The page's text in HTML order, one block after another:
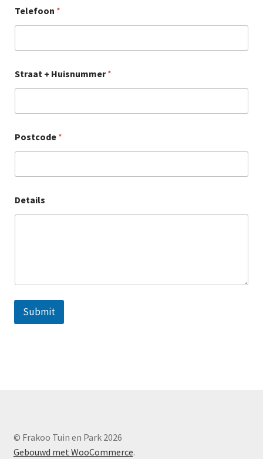
Telefoon *
Straat + Huisnummer*
Postcode *
Details
Submit
© Frakoo Tuin en Park 2026
Gebouwd met WooCommerce.